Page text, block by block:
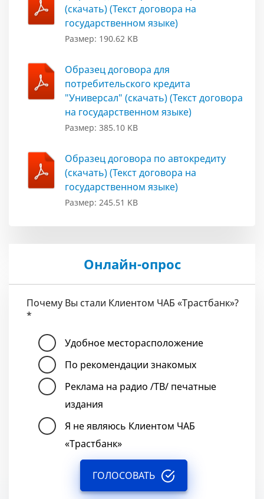
(скачать) (Текст договора на
государственном языке)
Размер: 190.62 KB
Образец договора для
потребительского кредита
"Универсал" (скачать) (Текст договора
на государственном языке)
Размер: 385.10 KB
Образец договора по автокредиту
(скачать) (Текст договора на
государственном языке)
Размер: 245.51 KB
Онлайн-опрос
Почему Вы стали Клиентом ЧАБ «Трастбанк»?
*
Удобное месторасположение
По рекомендации знакомых
Реклама на радио /ТВ/ печатные
издания
Я не являюсь Клиентом ЧАБ
«Трастбанк»
ГОЛОСОВАТЬ